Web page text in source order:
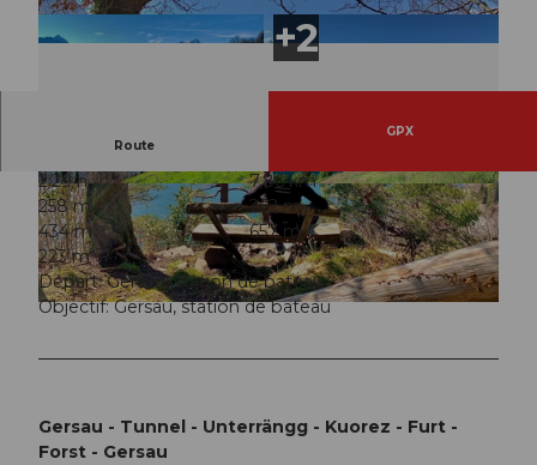
© Denise Gerth, Gersau Tourismus
© Denise Gerth, Gersau Tourismus © Denise Gerth, Gersau Tourismus
Route
GPX
2:29 h
7,86 km
258 m
262 m
434 m
657 m
223 m
Départ: Gersau, station de bateau
Objectif: Gersau, station de bateau
Gersau - Tunnel - Unterrängg - Kuorez - Furt -
Forst - Gersau